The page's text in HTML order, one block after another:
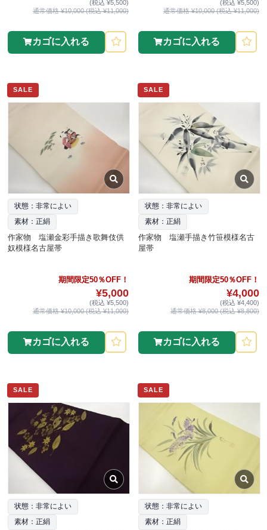
(税込 ¥5,500)
通常価格 ¥10,000 (税込 ¥11,000)
カゴに入れる
(税込 ¥5,500)
通常価格 ¥10,000 (税込 ¥11,000)
カゴに入れる
SALE
状態：非常によい
素材：正絹
作家物 塩瀬金彩手描き歌舞伎供
奴模様名古屋帯
期間限定50％OFF！
¥5,000
(税込 ¥5,500)
通常価格 ¥10,000 (税込 ¥11,000)
カゴに入れる
SALE
状態：非常によい
素材：正絹
作家物 塩瀬手描き竹笹模様名古
屋帯
期間限定50％OFF！
¥4,000
(税込 ¥4,400)
通常価格 ¥8,000 (税込 ¥8,800)
カゴに入れる
SALE
状態：非常によい
素材：正絹
SALE
状態：非常によい
素材：正絹